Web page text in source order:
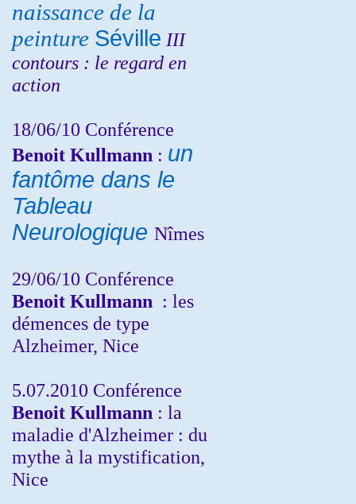
naissance de la
peinture Séville III
contours : le regard en
action
18/06/10 Conférence
Benoit Kullmann : un
fantôme dans le
Tableau
Neurologique Nîmes
29/06/10 Conférence
Benoit Kullmann : les
démences de type
Alzheimer, Nice
5.07.2010 Conférence
Benoit Kullmann : la
maladie d'Alzheimer : du
mythe à la mystification,
Nice